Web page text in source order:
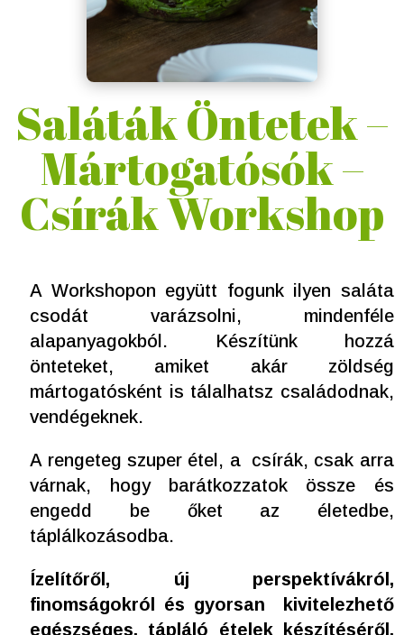
Saláták Öntetek –
Mártogatósók –
Csírák Workshop
A Workshopon együtt fogunk ilyen saláta
csodát varázsolni, mindenféle
alapanyagokból. Készítünk hozzá
önteteket, amiket akár zöldség
mártogatósként is tálalhatsz családodnak,
vendégeknek.
A rengeteg szuper étel, a csírák, csak arra
várnak, hogy barátkozzatok össze és
engedd be őket az életedbe,
táplálkozásodba.
Ízelítőről, új perspektívákról,
finomságokról és gyorsan kivitelezhető
egészséges, tápláló ételek készítéséről,